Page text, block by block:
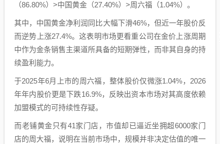
（86.80%）>中国黄金（27.40%）>周六福（1.04%）。
其中，中国黄金净利润同比大幅下滑46%，但近一年股价反
而逆势上涨27.4%。这表明市场更看重公司在金价上涨周期
中作为金条销售主渠道所具备的短期弹性，而非其自身的持
续盈利能力。
于2025年6月上市的周六福，整体股价仅微涨1.04%，2026
年年内股价更是下跌16.9%，反映出资本市场对其高度依赖
加盟模式的可持续性存疑。
而老铺黄金只有41家门店，市值却已逼近坐拥超6000家门
店的周大福，说明在当前市场中，规模并非决定估值的唯一